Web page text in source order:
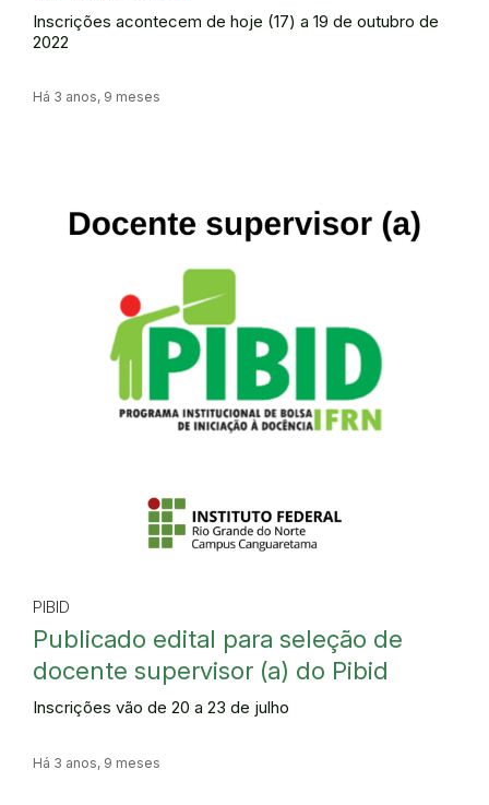
Inscrições acontecem de hoje (17) a 19 de outubro de
2022
Há 3 anos, 9 meses
PIBID
Publicado edital para seleção de
docente supervisor (a) do Pibid
Inscrições vão de 20 a 23 de julho
Há 3 anos, 9 meses